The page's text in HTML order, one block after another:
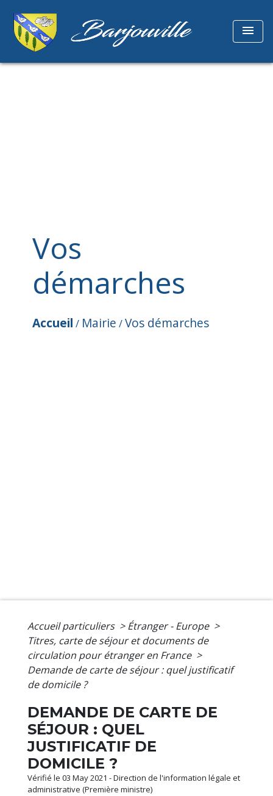
menu
Vos
démarches
Accueil / Mairie /Vos démarches
Accueil particuliers > Étranger - Europe >
Titres, carte de séjour et documents de
circulation pour étranger en France >
Demande de carte de séjour : quel justificatif
de domicile ?
DEMANDE DE CARTE DE
SÉJOUR : QUEL
JUSTIFICATIF DE
DOMICILE ?
Vérifié le 03 May 2021 - Direction de l'information légale et
administrative (Première ministre)